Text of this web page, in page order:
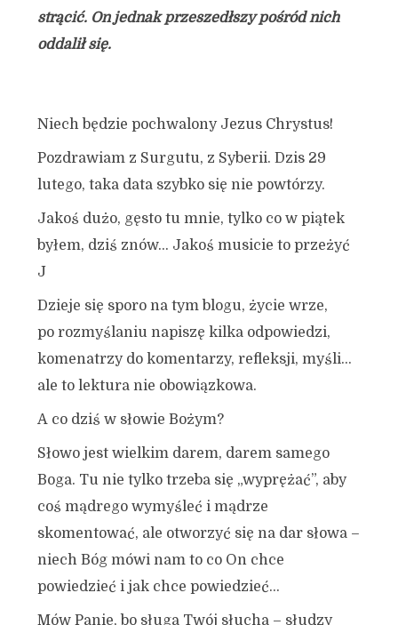
strącić. On jednak przeszedłszy pośród nich
oddalił się.
Niech będzie pochwalony Jezus Chrystus!
Pozdrawiam z Surgutu, z Syberii. Dzis 29
lutego, taka data szybko się nie powtórzy.
Jakoś dużo, gęsto tu mnie, tylko co w piątek
byłem, dziś znów… Jakoś musicie to przeżyć
J
Dzieje się sporo na tym blogu, życie wrze,
po rozmyślaniu napiszę kilka odpowiedzi,
komenatrzy do komentarzy, refleksji, myśli…
ale to lektura nie obowiązkowa.
A co dziś w słowie Bożym?
Słowo jest wielkim darem, darem samego
Boga. Tu nie tylko trzeba się „wyprężać”, aby
coś mądrego wymyśleć i mądrze
skomentować, ale otworzyć się na dar słowa –
niech Bóg mówi nam to co On chce
powiedzieć i jak chce powiedzieć…
Mów Panie, bo sługa Twój słucha – słudzy